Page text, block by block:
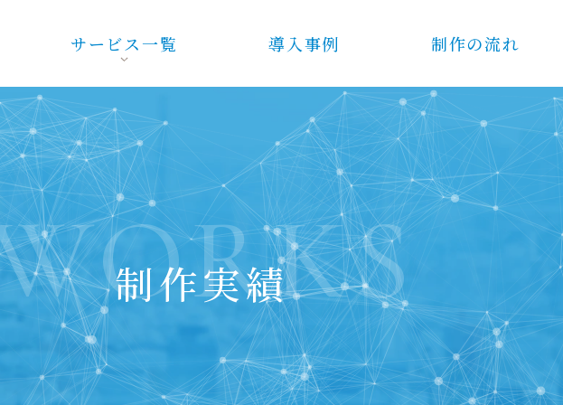
サービス一覧 導入事例 制作の流れ
制作実績